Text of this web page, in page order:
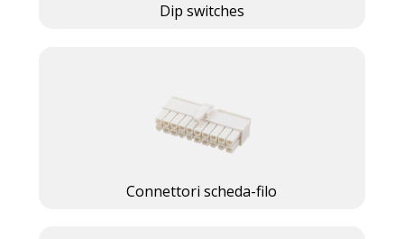
Dip switches
Connettori scheda-filo